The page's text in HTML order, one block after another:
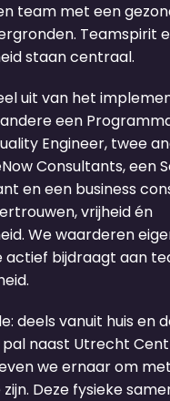
team met een
Teamspirit
staan centraal.
uit van het
een
Engineer, twee
Consultants, een
en een business
vrijheid én
We waarderen
actief bijdraagt aan
deels vanuit huis en
naast Utrecht
we ernaar om
Deze fysieke